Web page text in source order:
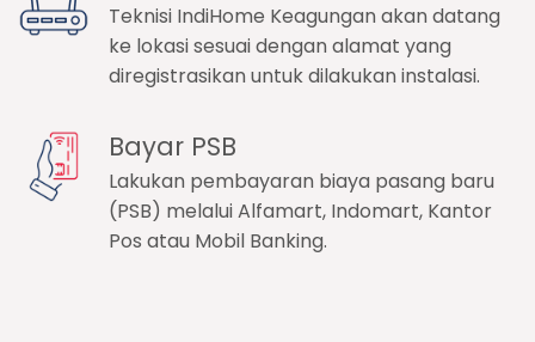
Teknisi IndiHome Keagungan akan datang
ke lokasi sesuai dengan alamat yang
diregistrasikan untuk dilakukan instalasi.
Bayar PSB
Lakukan pembayaran biaya pasang baru
(PSB) melalui Alfamart, Indomart, Kantor
Pos atau Mobil Banking.